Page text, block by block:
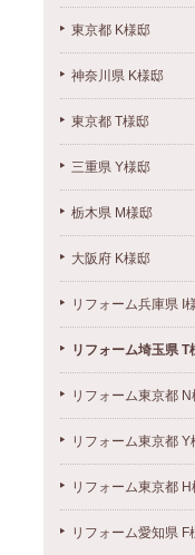
東京都 K様邸
神奈川県 K様邸
東京都 T様邸
三重県 Y様邸
栃木県 M様邸
大阪府 K様邸
リフォーム兵庫県 I
リフォーム埼玉県 T
リフォーム東京都 N
リフォーム東京都 Y
リフォーム東京都 H
リフォーム愛知県 F